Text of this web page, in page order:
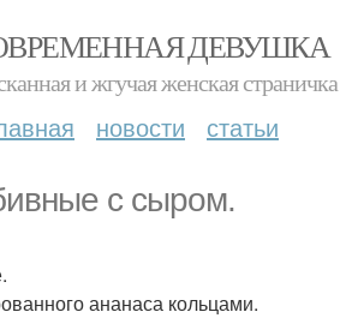
ДЕВУШКА
и жгучая женская страничка
новости статьи
с сыром.
ананаса кольцами.